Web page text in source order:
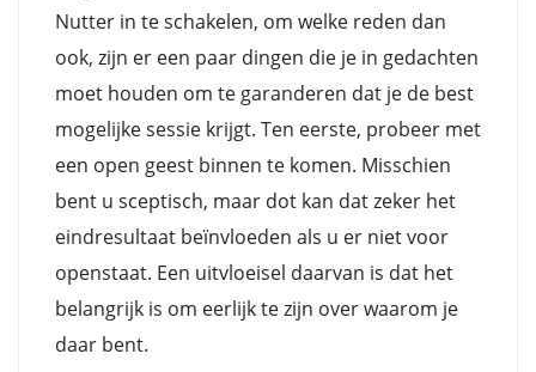
Nutter in te schakelen, om welke reden dan
ook, zijn er een paar dingen die je in gedachten
moet houden om te garanderen dat je de best
mogelijke sessie krijgt. Ten eerste, probeer met
een open geest binnen te komen. Misschien
bent u sceptisch, maar dot kan dat zeker het
eindresultaat beïnvloeden als u er niet voor
openstaat. Een uitvloeisel daarvan is dat het
belangrijk is om eerlijk te zijn over waarom je
daar bent.